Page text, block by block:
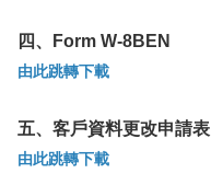
四、Form W-8BEN
由此跳轉下載
五、客戶資料更改申請表
由此跳轉下載